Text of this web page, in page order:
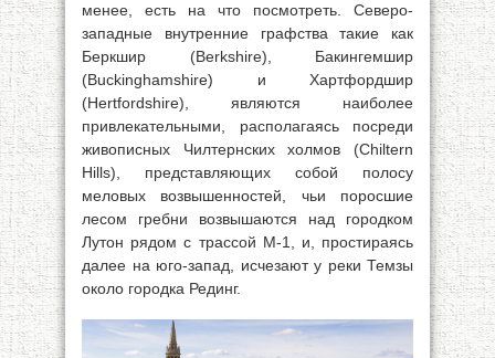
менее, есть на что посмотреть. Северо-
западные внутренние графства такие как
Беркшир (Berkshire), Бакингемшир
(Buckinghamshire) и Хартфордшир
(Hertfordshire), являются наиболее
привлекательными, располагаясь посреди
живописных Чилтернских холмов (Chiltern
Hills), представляющих собой полосу
меловых возвышенностей, чьи поросшие
лесом гребни возвышаются над городком
Лутон рядом с трассой M-1, и, простираясь
далее на юго-запад, исчезают у реки Темзы
около городка Рединг.